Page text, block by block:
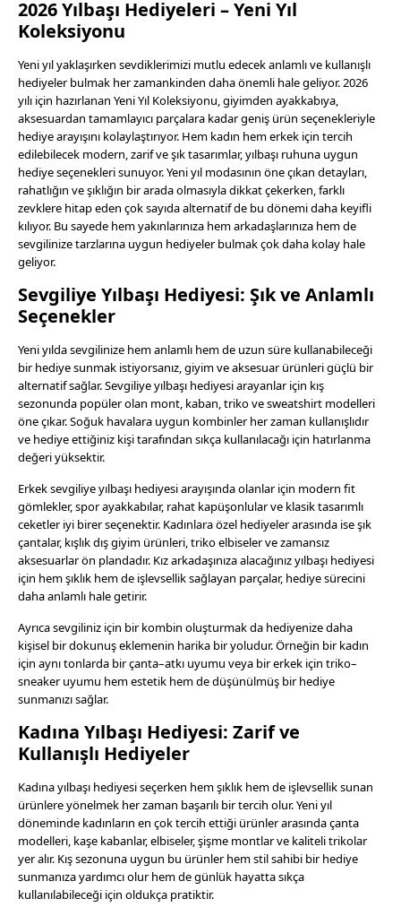
2026 Yılbaşı Hediyeleri – Yeni Yıl
Koleksiyonu
Yeni yıl yaklaşırken sevdiklerimizi mutlu edecek anlamlı ve kullanışlı
hediyeler bulmak her zamankinden daha önemli hale geliyor. 2026
yılı için hazırlanan Yeni Yıl Koleksiyonu, giyimden ayakkabıya,
aksesuardan tamamlayıcı parçalara kadar geniş ürün seçenekleriyle
hediye arayışını kolaylaştırıyor. Hem kadın hem erkek için tercih
edilebilecek modern, zarif ve şık tasarımlar, yılbaşı ruhuna uygun
hediye seçenekleri sunuyor. Yeni yıl modasının öne çıkan detayları,
rahatlığın ve şıklığın bir arada olmasıyla dikkat çekerken, farklı
zevklere hitap eden çok sayıda alternatif de bu dönemi daha keyifli
kılıyor. Bu sayede hem yakınlarınıza hem arkadaşlarınıza hem de
sevgilinize tarzlarına uygun hediyeler bulmak çok daha kolay hale
geliyor.
Sevgiliye Yılbaşı Hediyesi: Şık ve Anlamlı
Seçenekler
Yeni yılda sevgilinize hem anlamlı hem de uzun süre kullanabileceği
bir hediye sunmak istiyorsanız, giyim ve aksesuar ürünleri güçlü bir
alternatif sağlar. Sevgiliye yılbaşı hediyesi arayanlar için kış
sezonunda popüler olan mont, kaban, triko ve sweatshirt modelleri
öne çıkar. Soğuk havalara uygun kombinler her zaman kullanışlıdır
ve hediye ettiğiniz kişi tarafından sıkça kullanılacağı için hatırlanma
değeri yüksektir.
Erkek sevgiliye yılbaşı hediyesi arayışında olanlar için modern fit
gömlekler, spor ayakkabılar, rahat kapüşonlular ve klasik tasarımlı
ceketler iyi birer seçenektir. Kadınlara özel hediyeler arasında ise şık
çantalar, kışlık dış giyim ürünleri, triko elbiseler ve zamansız
aksesuarlar ön plandadır. Kız arkadaşınıza alacağınız yılbaşı hediyesi
için hem şıklık hem de işlevsellik sağlayan parçalar, hediye sürecini
daha anlamlı hale getirir.
Ayrıca sevgiliniz için bir kombin oluşturmak da hediyenize daha
kişisel bir dokunuş eklemenin harika bir yoludur. Örneğin bir kadın
için aynı tonlarda bir çanta–atkı uyumu veya bir erkek için triko–
sneaker uyumu hem estetik hem de düşünülmüş bir hediye
sunmanızı sağlar.
Kadına Yılbaşı Hediyesi: Zarif ve
Kullanışlı Hediyeler
Kadına yılbaşı hediyesi seçerken hem şıklık hem de işlevsellik sunan
ürünlere yönelmek her zaman başarılı bir tercih olur. Yeni yıl
döneminde kadınların en çok tercih ettiği ürünler arasında çanta
modelleri, kaşe kabanlar, elbiseler, şişme montlar ve kaliteli trikolar
yer alır. Kış sezonuna uygun bu ürünler hem stil sahibi bir hediye
sunmanıza yardımcı olur hem de günlük hayatta sıkça
kullanılabileceği için oldukça pratiktir.